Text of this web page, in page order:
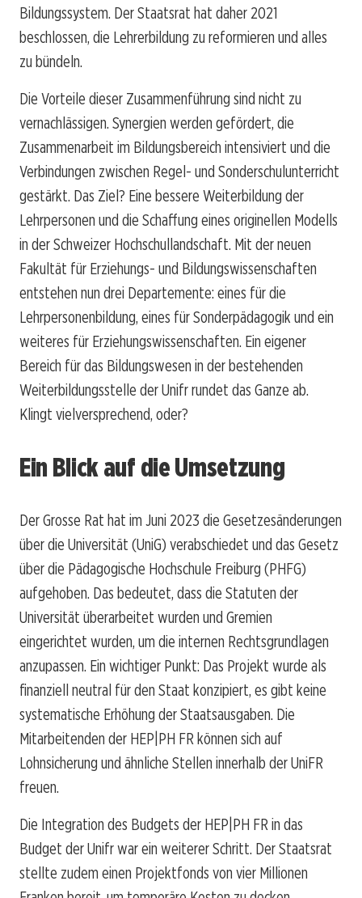
Bildungssystem. Der Staatsrat hat daher 2021
beschlossen, die Lehrerbildung zu reformieren und alles
zu bündeln.
Die Vorteile dieser Zusammenführung sind nicht zu
vernachlässigen. Synergien werden gefördert, die
Zusammenarbeit im Bildungsbereich intensiviert und die
Verbindungen zwischen Regel- und Sonderschulunterricht
gestärkt. Das Ziel? Eine bessere Weiterbildung der
Lehrpersonen und die Schaffung eines originellen Modells
in der Schweizer Hochschullandschaft. Mit der neuen
Fakultät für Erziehungs- und Bildungswissenschaften
entstehen nun drei Departemente: eines für die
Lehrpersonenbildung, eines für Sonderpädagogik und ein
weiteres für Erziehungswissenschaften. Ein eigener
Bereich für das Bildungswesen in der bestehenden
Weiterbildungsstelle der Unifr rundet das Ganze ab.
Klingt vielversprechend, oder?
Ein Blick auf die Umsetzung
Der Grosse Rat hat im Juni 2023 die Gesetzesänderungen
über die Universität (UniG) verabschiedet und das Gesetz
über die Pädagogische Hochschule Freiburg (PHFG)
aufgehoben. Das bedeutet, dass die Statuten der
Universität überarbeitet wurden und Gremien
eingerichtet wurden, um die internen Rechtsgrundlagen
anzupassen. Ein wichtiger Punkt: Das Projekt wurde als
finanziell neutral für den Staat konzipiert, es gibt keine
systematische Erhöhung der Staatsausgaben. Die
Mitarbeitenden der HEP|PH FR können sich auf
Lohnsicherung und ähnliche Stellen innerhalb der UniFR
freuen.
Die Integration des Budgets der HEP|PH FR in das
Budget der Unifr war ein weiterer Schritt. Der Staatsrat
stellte zudem einen Projektfonds von vier Millionen